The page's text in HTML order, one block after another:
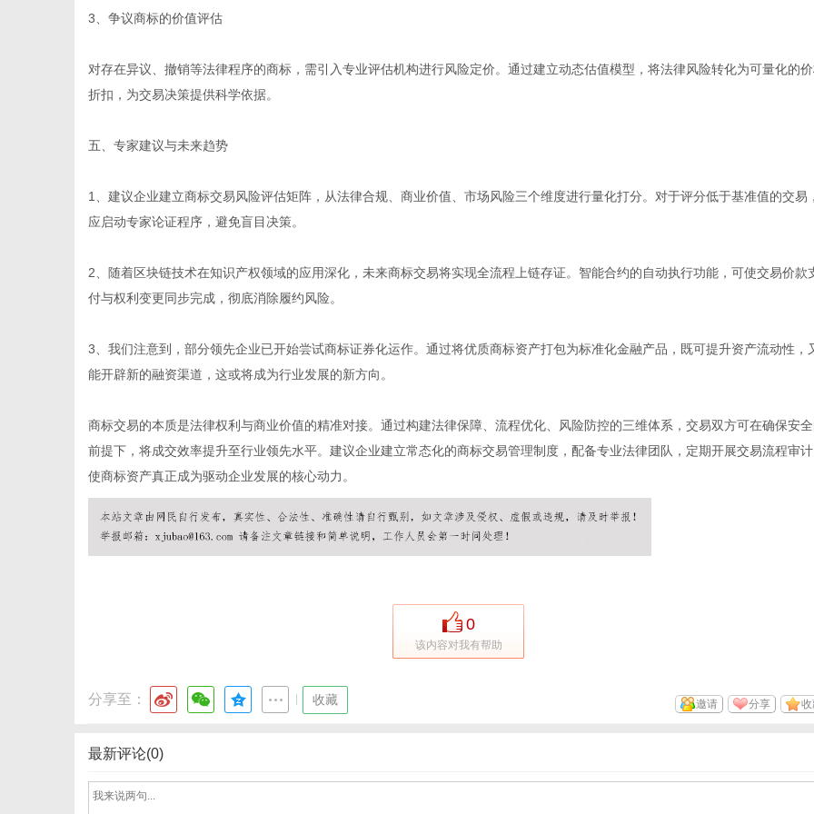
3、争议商标的价值评估
对存在异议、撤销等法律程序的商标，需引入专业评估机构进行风险定价。通过建立动态估值模型，将法律风险转化为可量化的
折扣，为交易决策提供科学依据。
五、专家建议与未来趋势
1、建议企业建立商标交易风险评估矩阵，从法律合规、商业价值、市场风险三个维度进行量化打分。对于评分低于基准值的交易，
应启动专家论证程序，避免盲目决策。
2、随着区块链技术在知识产权领域的应用深化，未来商标交易将实现全流程上链存证。智能合约的自动执行功能，可使交易价款
付与权利变更同步完成，彻底消除履约风险。
3、我们注意到，部分领先企业已开始尝试商标证券化运作。通过将优质商标资产打包为标准化金融产品，既可提升资产流动性，
能开辟新的融资渠道，这或将成为行业发展的新方向。
商标交易的本质是法律权利与商业价值的精准对接。通过构建法律保障、流程优化、风险防控的三维体系，交易双方可在确保安
前提下，将成交效率提升至行业领先水平。建议企业建立常态化的商标交易管理制度，配备专业法律团队，定期开展交易流程审计
使商标资产真正成为驱动企业发展的核心动力。
0
该内容对我有帮助
分享至： 收藏 分享
邀请
最新评论(0)